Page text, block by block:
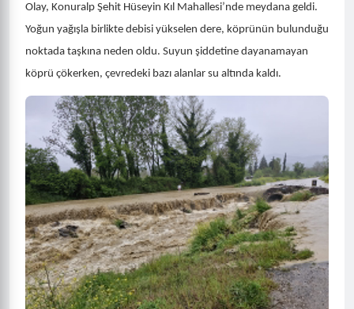
Olay, Konuralp Şehit Hüseyin Kıl Mahallesi’nde meydana geldi.
Yoğun yağışla birlikte debisi yükselen dere, köprünün bulunduğu
noktada taşkına neden oldu. Suyun şiddetine dayanamayan
köprü çökerken, çevredeki bazı alanlar su altında kaldı.